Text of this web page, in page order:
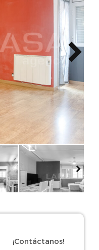
¡Contáctanos!